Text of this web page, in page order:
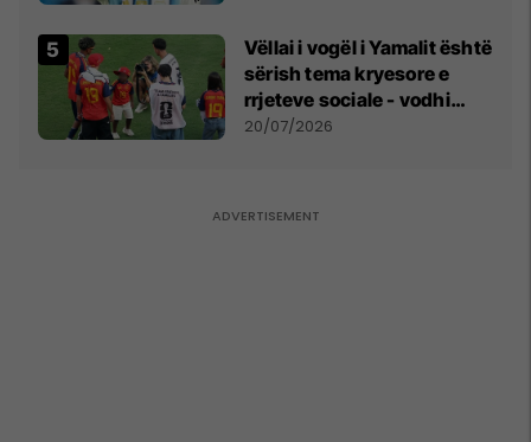
Vëllai i vogël i Yamalit është
sërish tema kryesore e
rrjeteve sociale - vodhi
vëmendjen pas finales së
20/07/2026